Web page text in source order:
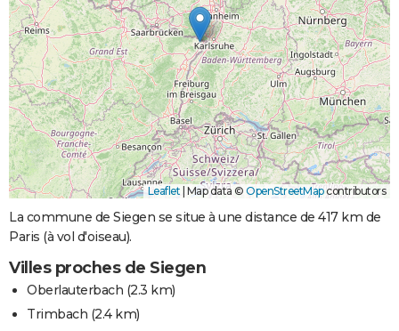
Leaflet Map data © OpenStreetMapcontributors
La commune de Siegen se situe à une distance de 417 km de
Paris (à vol d'oiseau).
Villes proches de Siegen
Oberlauterbach (2.3 km)
Trimbach (2.4 km)